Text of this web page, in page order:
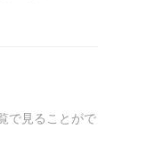
で見ることがで